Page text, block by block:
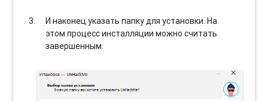
И наконец указать папку для установки. На
этом процесс инсталляции можно считать
завершенным.